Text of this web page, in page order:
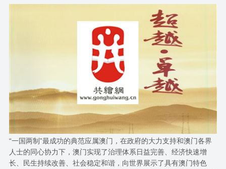
“一国两制”最成功的典范应属澳门，在政府的大力支持和澳门各界
人士的同心协力下，澳门实现了治理体系日益完善、经济快速增
长、民生持续改善、社会稳定和谐，向世界展示了具有澳门特色